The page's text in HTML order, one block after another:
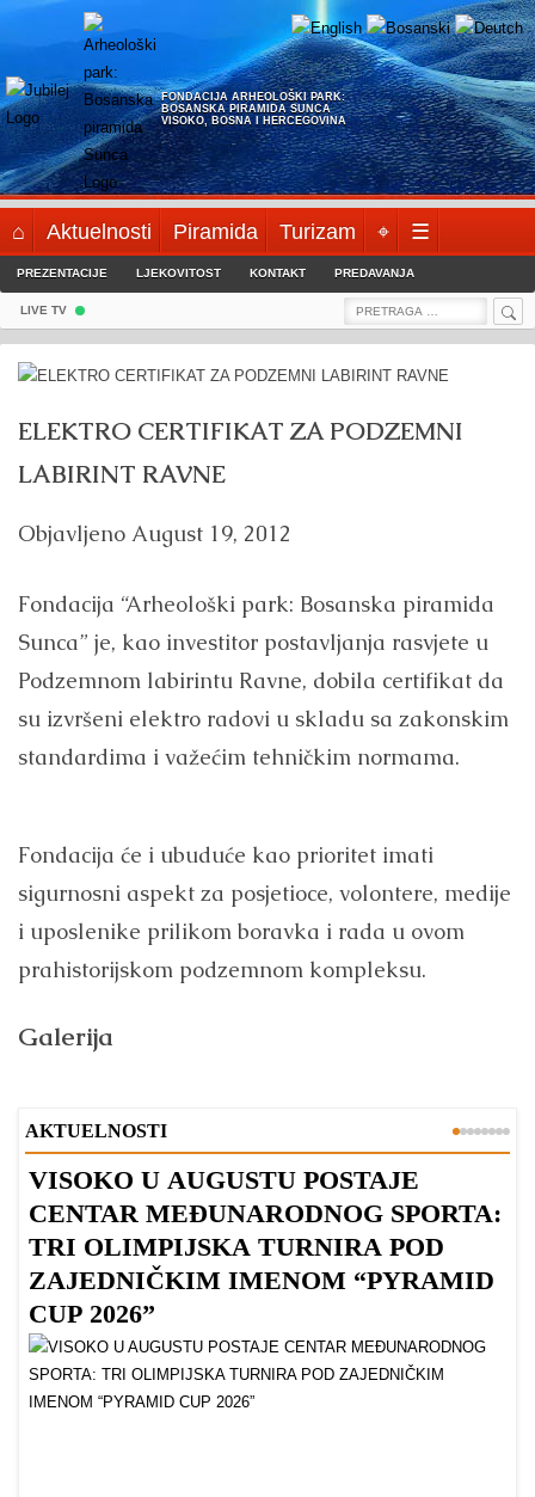
FONDACIJA ARHEOLOŠKI PARK:
BOSANSKA PIRAMIDA SUNCA
VISOKO, BOSNA I HERCEGOVINA
⌂ Aktuelnosti Piramida Turizam ⌖ ☰
PREZENTACIJE LJEKOVITOST KONTAKT PREDAVANJA
LIVE TV
Search
ELEKTRO CERTIFIKAT ZA PODZEMNI
LABIRINT RAVNE
Objavljeno August 19, 2012
Fondacija “Arheološki park: Bosanska piramida
Sunca” je, kao investitor postavljanja rasvjete u
Podzemnom labirintu Ravne, dobila certifikat da
su izvršeni elektro radovi u skladu sa zakonskim
standardima i važećim tehničkim normama.
Fondacija će i ubuduće kao prioritet imati
sigurnosni aspekt za posjetioce, volontere, medije
i uposlenike prilikom boravka i rada u ovom
prahistorijskom podzemnom kompleksu.
Galerija
AKTUELNOSTI
VISOKO U AUGUSTU POSTAJE
CENTAR MEĐUNARODNOG SPORTA:
TRI OLIMPIJSKA TURNIRA POD
ZAJEDNIČKIM IMENOM “PYRAMID
CUP 2026”